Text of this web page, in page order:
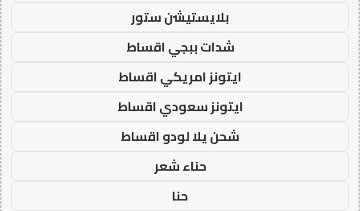
بلايستيشن ستور
شدات ببجي اقساط
ايتونز امريكي اقساط
ايتونز سعودي اقساط
شحن يلا لودو اقساط
حناء شعر
حنا